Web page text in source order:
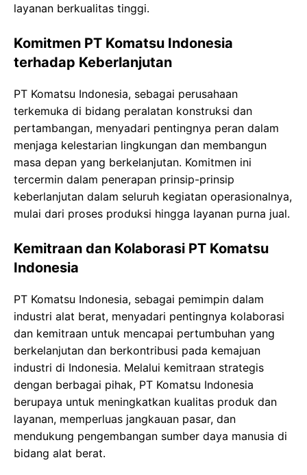
layanan berkualitas tinggi.
Komitmen PT Komatsu Indonesia
terhadap Keberlanjutan
PT Komatsu Indonesia, sebagai perusahaan
terkemuka di bidang peralatan konstruksi dan
pertambangan, menyadari pentingnya peran dalam
menjaga kelestarian lingkungan dan membangun
masa depan yang berkelanjutan. Komitmen ini
tercermin dalam penerapan prinsip-prinsip
keberlanjutan dalam seluruh kegiatan operasionalnya,
mulai dari proses produksi hingga layanan purna jual.
Kemitraan dan Kolaborasi PT Komatsu
Indonesia
PT Komatsu Indonesia, sebagai pemimpin dalam
industri alat berat, menyadari pentingnya kolaborasi
dan kemitraan untuk mencapai pertumbuhan yang
berkelanjutan dan berkontribusi pada kemajuan
industri di Indonesia. Melalui kemitraan strategis
dengan berbagai pihak, PT Komatsu Indonesia
berupaya untuk meningkatkan kualitas produk dan
layanan, memperluas jangkauan pasar, dan
mendukung pengembangan sumber daya manusia di
bidang alat berat.